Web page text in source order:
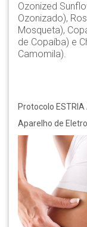
Ozonized
Ozonizado),
Mosqueta),
de Copaíba) e
Camomila).
Protocolo
Aparelho de